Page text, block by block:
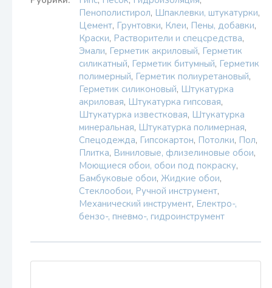
Пенополистирол, Шпаклевки, штукатурки,
Цемент, Грунтовки, Клеи, Пены, добавки,
Краски, Растворители и спецсредства,
Эмали, Герметик акриловый, Герметик
силикатный, Герметик битумный, Герметик
полимерный, Герметик полиуретановый,
Герметик силиконовый, Штукатурка
акриловая, Штукатурка гипсовая,
Штукатурка известковая, Штукатурка
минеральная, Штукатурка полимерная,
Спецодежда, Гипсокартон, Потолки, Пол,
Плитка, Виниловые, флизелиновые обои,
Моющиеся обои, обои под покраску,
Бамбуковые обои, Жидкие обои,
Стеклообои, Ручной инструмент,
Механический инструмент, Електро-,
бензо-, пневмо-, гидроинструмент